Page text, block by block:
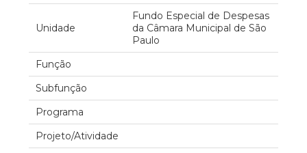
Unidade
Fundo Especial de Despesas
da Câmara Municipal de São
Paulo
Função
Subfunção
Programa
Projeto/Atividade